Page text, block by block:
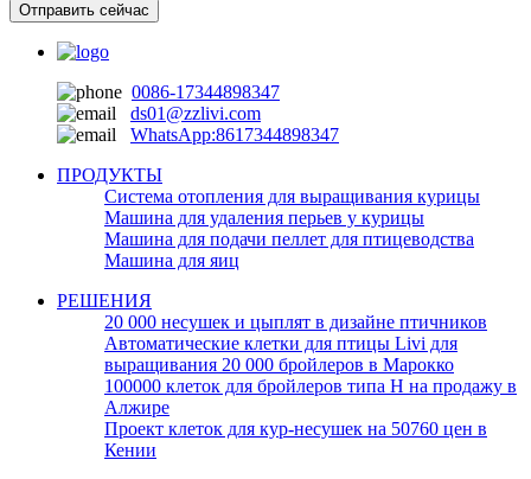
Отправить сейчас
0086-17344898347
ds01@zzlivi.com
WhatsApp:8617344898347
ПРОДУКТЫ
Система отопления для выращивания курицы
Машина для удаления перьев у курицы
Машина для подачи пеллет для птицеводства
Машина для яиц
РЕШЕНИЯ
20 000 несушек и цыплят в дизайне птичников
Автоматические клетки для птицы Livi для
выращивания 20 000 бройлеров в Марокко
100000 клеток для бройлеров типа H на продажу в
Алжире
Проект клеток для кур-несушек на 50760 цен в
Кении